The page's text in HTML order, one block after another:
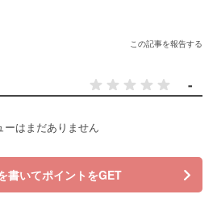
この記事を報告する
-
ーはまだありません
書いてポイントをGET